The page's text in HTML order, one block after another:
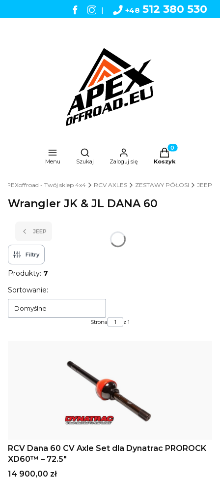
| +48 512 380 530
Menu
Otwórz wyszukiwarkę
Szukaj Zaloguj się
Produkty w
Koszyk
APEXoffroad - Twój sklep 4x4 RCV AXLES ZESTAWY PÓŁOSI JEEP
Wrangler JK & JL DANA 60
JEEP
Filtry
Produkty: 7
Lista produktów
Sortowanie:
Domyślne
Strona z 1
RCV Dana 60 CV Axle Set dla Dynatrac PROROCK
XD60™ – 72.5"
Cena
14 900,00 zł